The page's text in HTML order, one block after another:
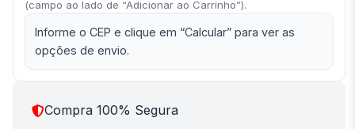
(campo ao lado de “Adicionar ao Carrinho”).
Informe o CEP e clique em “Calcular” para ver as
opções de envio.
Compra 100% Segura